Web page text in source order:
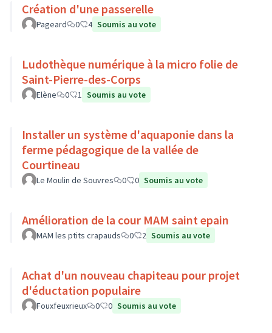
Création d'une passerelle
Pageard 0 4 Soumis au vote
Ludothèque numérique à la micro folie de
Saint-Pierre-des-Corps
Elène 0 1 Soumis au vote
Installer un système d'aquaponie dans la
ferme pédagogique de la vallée de
Courtineau
Le Moulin de Souvres 0 0 Soumis au vote
Amélioration de la cour MAM saint epain
MAM les ptits crapauds 0 2 Soumis au vote
Achat d'un nouveau chapiteau pour projet
d'éductation populaire
Fouxfeuxrieux 0 0 Soumis au vote